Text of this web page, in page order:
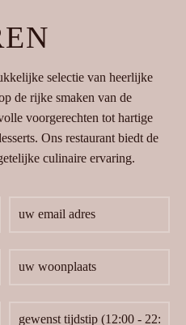
selectie van heerlijke
de rijke smaken van de
voorgerechten tot hartige
Ons restaurant biedt de
culinaire ervaring.